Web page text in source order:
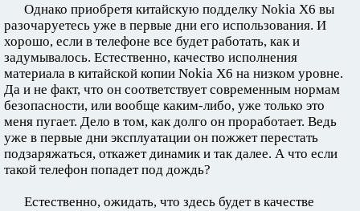
Однако приобретя китайскую подделку Nokia X6 вы
разочаруетесь уже в первые дни его использования. И
хорошо, если в телефоне все будет работать, как и
задумывалось. Естественно, качество исполнения
материала в китайской копии Nokia X6 на низком уровне.
Да и не факт, что он соответствует современным нормам
безопасности, или вообще каким-либо, уже только это
меня пугает. Дело в том, как долго он проработает. Ведь
уже в первые дни эксплуатации он пожжет перестать
подзаряжаться, откажет динамик и так далее. А что если
такой телефон попадет под дождь?
Естественно, ожидать, что здесь будет в качестве